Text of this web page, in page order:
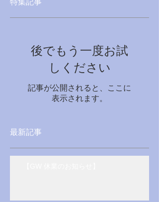
特集記事
後でもう一度お試
しください
記事が公開されると、ここに
表示されます。
最新記事